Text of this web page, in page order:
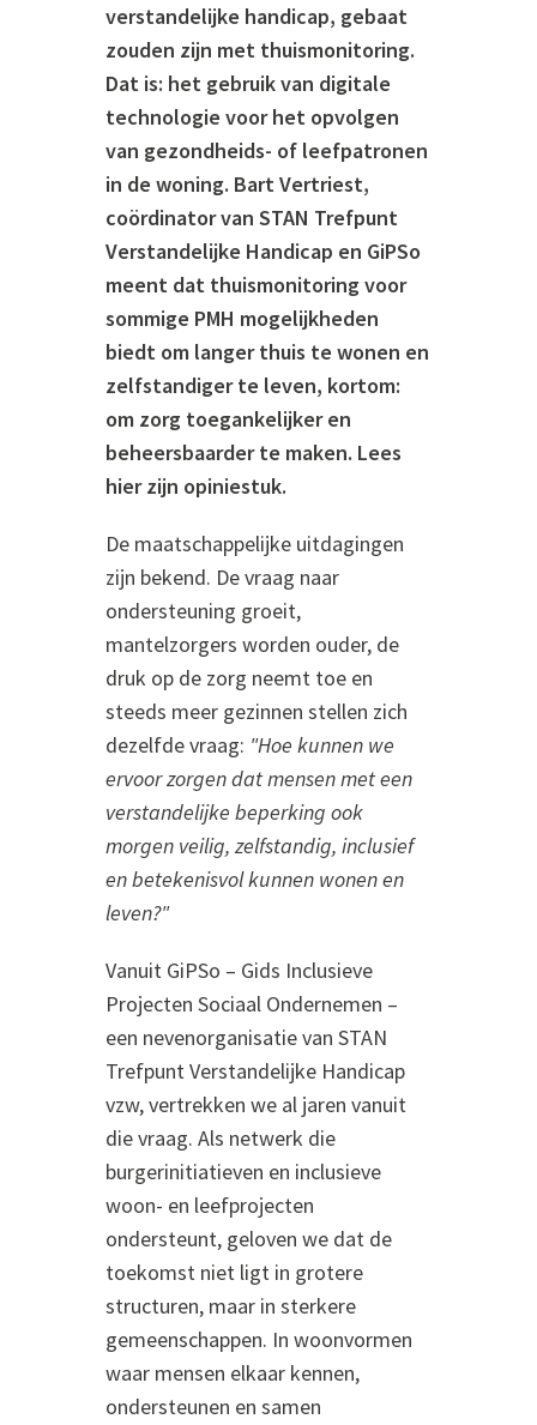
verstandelijke handicap, gebaat
zouden zijn met thuismonitoring.
Dat is: het gebruik van digitale
technologie voor het opvolgen
van gezondheids- of leefpatronen
in de woning. Bart Vertriest,
coördinator van STAN Trefpunt
Verstandelijke Handicap en GiPSo
meent dat thuismonitoring voor
sommige PMH mogelijkheden
biedt om langer thuis te wonen en
zelfstandiger te leven, kortom:
om zorg toegankelijker en
beheersbaarder te maken. Lees
hier zijn opiniestuk.
De maatschappelijke uitdagingen
zijn bekend. De vraag naar
ondersteuning groeit,
mantelzorgers worden ouder, de
druk op de zorg neemt toe en
steeds meer gezinnen stellen zich
dezelfde vraag: "Hoe kunnen we
ervoor zorgen dat mensen met een
verstandelijke beperking ook
morgen veilig, zelfstandig, inclusief
en betekenisvol kunnen wonen en
leven?"
Vanuit GiPSo – Gids Inclusieve
Projecten Sociaal Ondernemen –
een nevenorganisatie van STAN
Trefpunt Verstandelijke Handicap
vzw, vertrekken we al jaren vanuit
die vraag. Als netwerk die
burgerinitiatieven en inclusieve
woon- en leefprojecten
ondersteunt, geloven we dat de
toekomst niet ligt in grotere
structuren, maar in sterkere
gemeenschappen. In woonvormen
waar mensen elkaar kennen,
ondersteunen en samen